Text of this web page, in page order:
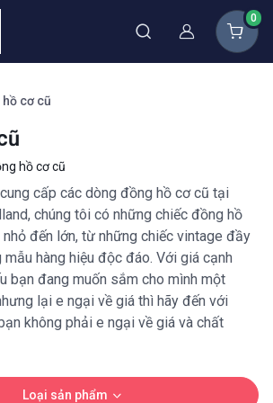
Thành viên
0
cơ cũ
hồ cơ cũ
cấp các dòng đồng hồ cơ cũ tại
chúng tôi có những chiếc đồng hồ
đến lớn, từ những chiếc vintage đầy
hàng hiệu độc đáo. Với giá cạnh
bạn đang muốn sắm cho mình một
lại e ngại về giá thì hãy đến với
không phải e ngại về giá và chất
Loại sản phẩm